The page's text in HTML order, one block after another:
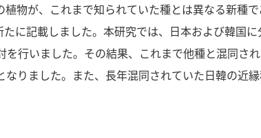
物が、これまで知られていた種とは異なる新種で
に記載しました。本研究では、日本および韓国に
行いました。その結果、これまで他種と混同さ
りました。また、長年混同されていた日韓の近